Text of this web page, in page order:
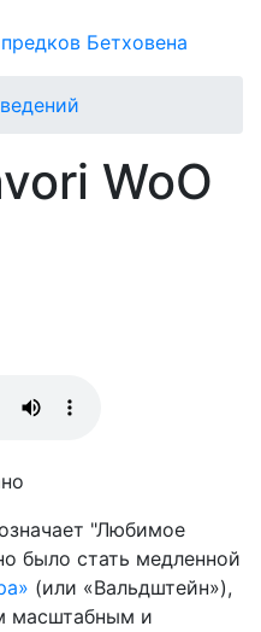
Бетховена
WoO
"Любимое
было стать медленной
(или «Вальдштейн»),
масштабным и